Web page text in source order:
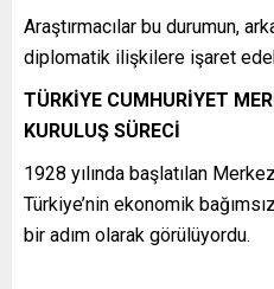
Araştırmacılar bu durumun,
diplomatik ilişkilere işaret
TÜRKİYE CUMHURİYET
KURULUŞ SÜRECİ
1928 yılında başlatılan
Türkiye’nin ekonomik
bir adım olarak görülüyordu.